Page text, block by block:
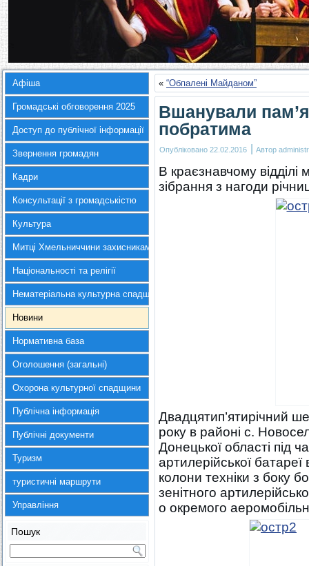
Афіша
Громадські обговорення 2025
Доступ до публічної інформації
Звернення громадян
Кадри
Консультації з громадськістю
Культура
Митці Хмельниччини захисникам України
Національності та релігії
Нематеріальна культурна спадщина
Новини
Нормативна база
Оголошення (загальні)
Охорона культурної спадщини
Публічна інформація
Публічні документи
Туризм
туристичні маршрути
Управління
Пошук
« “Обпалені Майданом”
Вшанували
побратима
Опубліковано 22.02.2016 | Автор
В краєзнавчому
зібрання з нагоди
Двадцятип’ятирічний
року в районі с.
Донецької області під
артилерійської батареї
колони техніки з боку
зенітного
о окремого